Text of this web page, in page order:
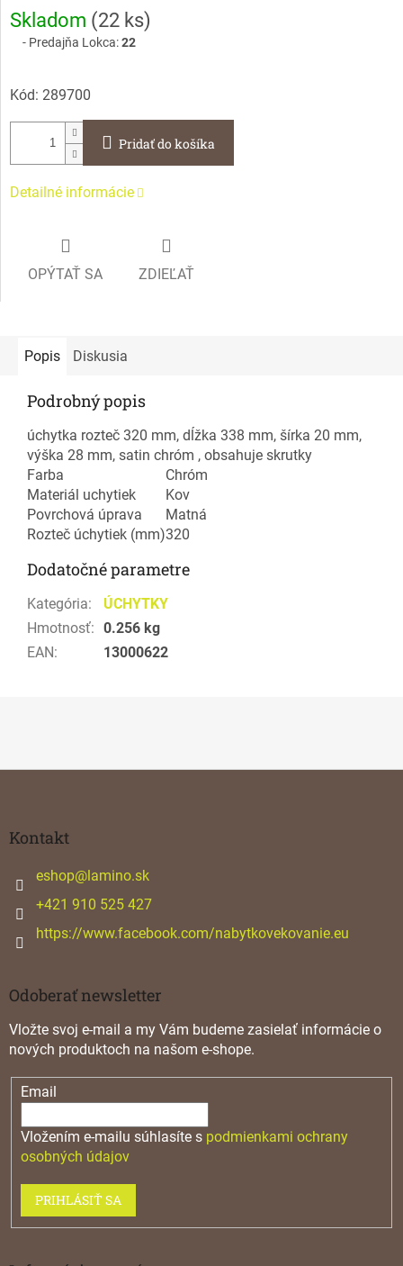
Jednotková
cena:
Skladom (22 ks)
Predajňa Lokca:22
Kód: 289700
Pridať do košíka
Detailné informácie
OPÝTAŤ SA ZDIEĽAŤ
Popis Diskusia
Podrobný popis
úchytka rozteč 320 mm, dĺžka 338 mm, šírka 20 mm,
výška 28 mm, satin chróm , obsahuje skrutky
Farba
Chróm
Materiál uchytiek
Kov
Povrchová úprava
Matná
Rozteč úchytiek (mm)320
Dodatočné parametre
Kategória:
ÚCHYTKY
Hmotnosť: 0.256 kg
EAN: 13000622
Kontakt
eshop@lamino.sk
+421 910 525 427
https://www.facebook.com/nabytkovekovanie.eu
Odoberať newsletter
Vložte svoj e-mail a my Vám budeme zasielať informácie o
nových produktoch na našom e-shope.
Email
Vložením e-mailu súhlasíte s podmienkami ochrany
osobných údajov
PRIHLÁSIŤ SA